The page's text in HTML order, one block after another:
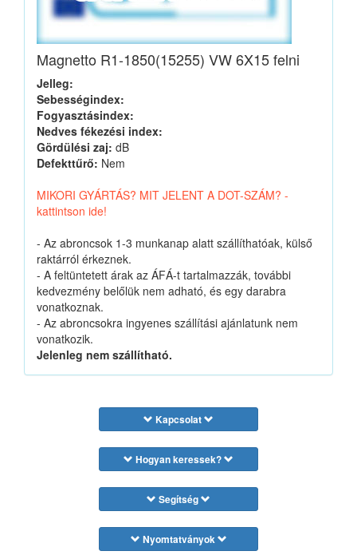
Magnetto R1-1850(15255) VW 6X15 felni
Jelleg:
Sebességindex:
Fogyasztásindex:
Nedves fékezési index:
Gördülési zaj: dB
Defekttűrő: Nem
MIKORI GYÁRTÁS? MIT JELENT A DOT-SZÁM? -
kattintson ide!
- Az abroncsok 1-3 munkanap alatt szállíthatóak, külső
raktárról érkeznek.
- A feltüntetett árak az ÁFÁ-t tartalmazzák, további
kedvezmény belőlük nem adható, és egy darabra
vonatkoznak.
- Az abroncsokra ingyenes szállítási ajánlatunk nem
vonatkozik.
Jelenleg nem szállítható.
Kapcsolat
Hogyan keressek?
Segítség
Nyomtatványok